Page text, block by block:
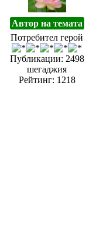
Автор на темата
Потребител герой
Публикации: 2498
шегаджия
Рейтинг: 1218